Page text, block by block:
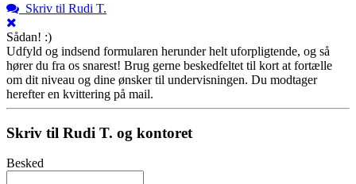
Skriv til Rudi T.
Sådan! :)
Udfyld og indsend formularen herunder helt uforpligtende, og så
hører du fra os snarest! Brug gerne beskedfeltet til kort at fortælle
om dit niveau og dine ønsker til undervisningen. Du modtager
herefter en kvittering på mail.
Skriv til Rudi T. og kontoret
Besked